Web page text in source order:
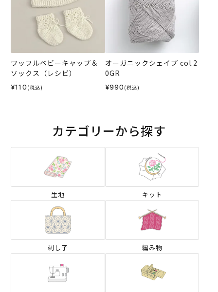
ワッフルベビーキャップ＆
ソックス（レシピ）
¥110 (税込)
オーガニックシェイプ col.2
0GR
¥990 (税込)
カテゴリーから探す
生地 キット
刺し子 編み物